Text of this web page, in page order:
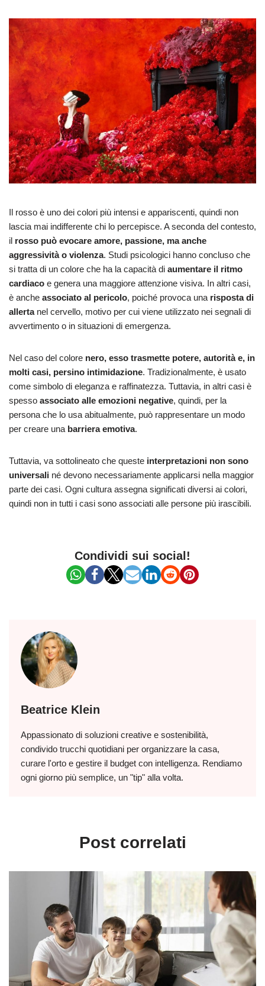
Il rosso è uno dei colori più intensi e appariscenti, quindi non
lascia mai indifferente chi lo percepisce. A seconda del contesto,
il rosso può evocare amore, passione, ma anche
aggressività o violenza. Studi psicologici hanno concluso che
si tratta di un colore che ha la capacità di aumentare il ritmo
cardiaco e genera una maggiore attenzione visiva. In altri casi,
è anche associato al pericolo, poiché provoca una risposta di
allertanel cervello, motivo per cui viene utilizzato nei segnali di
avvertimento o in situazioni di emergenza.
Nel caso del colore nero, esso trasmette potere, autorità e, in
molti casi, persino intimidazione. Tradizionalmente, è usato
come simbolo di eleganza e raffinatezza. Tuttavia, in altri casi è
spesso associato alle emozioni negative, quindi, per la
persona che lo usa abitualmente, può rappresentare un modo
per creare una barriera emotiva.
Tuttavia, va sottolineato che queste interpretazioni non sono
universali né devono necessariamente applicarsi nella maggior
parte dei casi. Ogni cultura assegna significati diversi ai colori,
quindi non in tutti i casi sono associati alle persone più irascibili.
Condividi sui social!
Beatrice Klein
Appassionato di soluzioni creative e sostenibilità,
condivido trucchi quotidiani per organizzare la casa,
curare l'orto e gestire il budget con intelligenza. Rendiamo
ogni giorno più semplice, un "tip" alla volta.
Post correlati